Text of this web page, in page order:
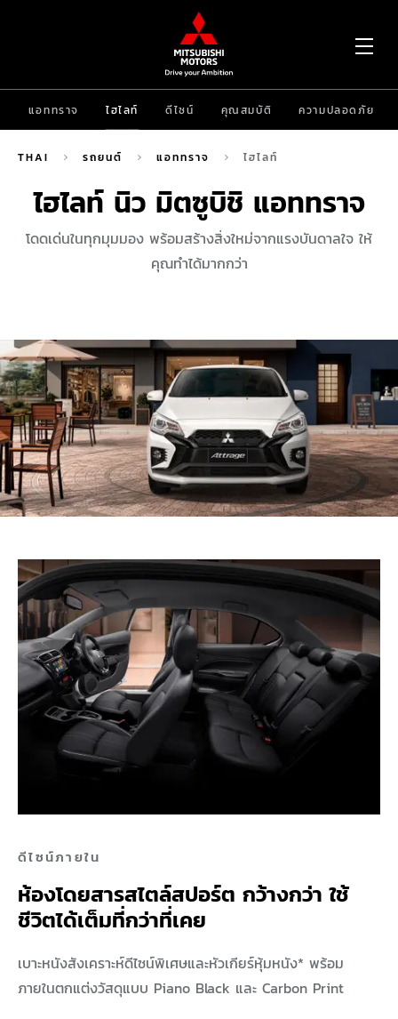
แอททราจ ไฮไลท์ ดีไซน์ คุณสมบัติ ความปลอดภัย
THAI รถยนต์ แอททราจ ไฮไลท์
ไฮไลท์ นิว มิตซูบิชิ แอททราจ
โดดเด่นในทุกมุมมอง พร้อมสร้างสิ่งใหม่จากแรงบันดาลใจ ให้
คุณทำได้มากกว่า
ดีไซน์ภายใน
ห้องโดยสารสไตล์สปอร์ต กว้างกว่า ใช้
ชีวิตได้เต็มที่กว่าที่เคย
เบาะหนังสังเคราะห์ดีไซน์พิเศษและหัวเกียร์หุ้มหนัง* พร้อม
ภายในตกแต่งวัสดุแบบ Piano Black และ Carbon Print